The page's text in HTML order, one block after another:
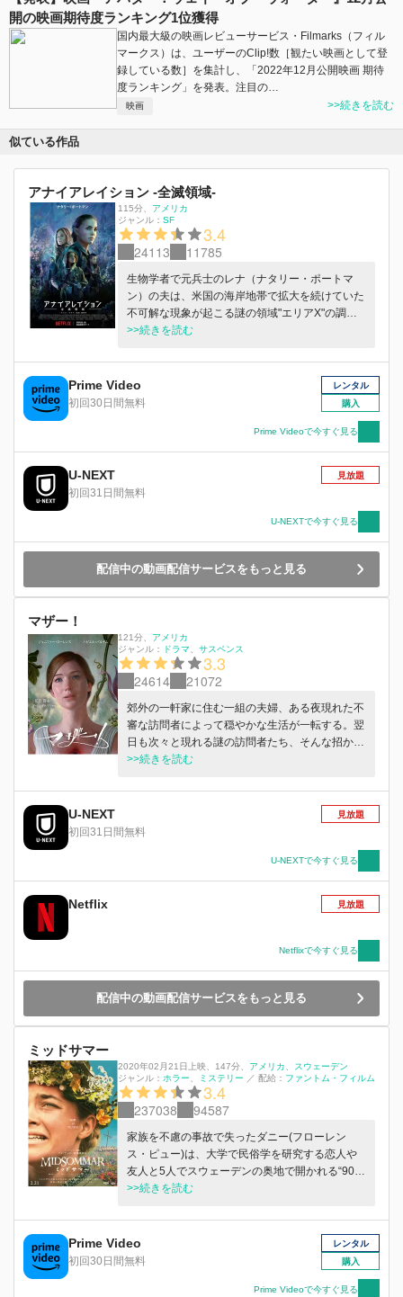
開の映画期待度ランキング1位獲得
国内最大級の映画レビューサービス・Filmarks（フィル
マークス）は、ユーザーのClip!数［観たい映画として登
録している数］を集計し、「2022年12月公開映画 期待
度ランキング」を発表。注目の…
映画 >>続きを読む
似ている作品
アナイアレイション -全滅領域-
115分
アメリカ
ジャンル： SF
3.4
24113 11785
生物学者で元兵士のレナ（ナタリー・ポートマ
ン）の夫は、米国の海岸地帯で拡大を続けていた
不可解な現象が起こる謎の領域"エリアX"の調査
へ行くことになります。しかし調査隊は音信不通
生還するも、瀕死の重傷を負っており意識不明の
昏睡状態に。レナは、夫の身に何が起きたのか、
真相を解明するため自ら調査隊に志願してエリア
Xへ。そこで調査隊は、生態系が突然変異を遂げ
て生まれた異様な景色と生物を目撃することに。
それは見た者の生命と精神を脅かすほど美しく危
険な領域。彼らが目にした想像を絶する真実と
>>続きを読む
Prime Video
初回30日間無料
レンタル
購入
Prime Videoで今すぐ見る
U-NEXT
初回31日間無料
見放題
U-NEXTで今すぐ見る
配信中の動画配信サービスをもっと見る
マザー！
121分
アメリカ
ジャンル：
ドラマ サスペンス
3.3
24614 21072
郊外の一軒家に住む一組の夫婦、ある夜現れた不
審な訪問者によって穏やかな生活が一転する。翌
日も次々と現れる謎の訪問者たち、そんな招かれ
ざる客たちを拒む素振りを見せず次々と招き入れ
者の行動は次第にエスカレートし、常軌を逸した
事件が相次ぐ中、彼女は妊娠し母親になるが、そ
こで想像もつかない出来事が待ち受ける。すべて
>>続きを読む
U-NEXT
初回31日間無料
見放題
U-NEXTで今すぐ見る
Netflix 見放題
Netflixで今すぐ見る
配信中の動画配信サービスをもっと見る
ミッドサマー
2020年02月21日上映 147分 アメリカ
スウェーデン
ジャンル： ホラー ミステリー ／ 配給： ファントム・フィルム
3.4
237038 94587
家族を不慮の事故で失ったダニー(フローレン
ス・ピュー)は、大学で民俗学を研究する恋人や
友人と5人でスウェーデンの奥地で開かれる“90年
に一度の祝祭”を訪れる。美しい花々が咲き乱
に歌い踊る楽園のように思えた。しかし、次第に
不穏な空気が漂い始め、ダニーの心はかき乱され
ていく。妄想、トラウマ、不安、恐怖......それは
>>続きを読む
Prime Video
初回30日間無料
レンタル
購入
Prime Videoで今すぐ見る